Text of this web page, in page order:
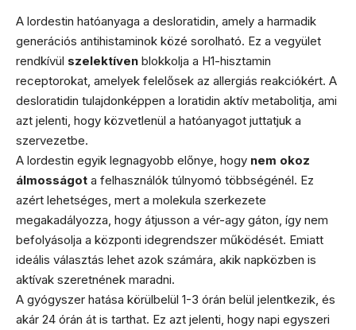
A lordestin hatóanyaga a desloratidin, amely a harmadik
generációs antihistaminok közé sorolható. Ez a vegyület
rendkívül szelektíven blokkolja a H1-hisztamin
receptorokat, amelyek felelősek az allergiás reakciókért. A
desloratidin tulajdonképpen a loratidin aktív metabolitja, ami
azt jelenti, hogy közvetlenül a hatóanyagot juttatjuk a
szervezetbe.
A lordestin egyik legnagyobb előnye, hogy nem okoz
álmosságot a felhasználók túlnyomó többségénél. Ez
azért lehetséges, mert a molekula szerkezete
megakadályozza, hogy átjusson a vér-agy gáton, így nem
befolyásolja a központi idegrendszer működését. Emiatt
ideális választás lehet azok számára, akik napközben is
aktívak szeretnének maradni.
A gyógyszer hatása körülbelül 1-3 órán belül jelentkezik, és
akár 24 órán át is tarthat. Ez azt jelenti, hogy napi egyszeri